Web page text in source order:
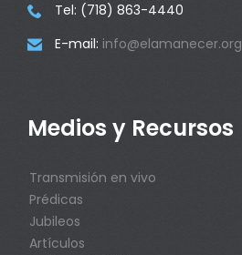
 Tel: (718) 863-4440
 E-mail: info@elamanecer.org
Medios y Recursos
Transmisión en vivo
Prédicas
Jubileos
Artículos